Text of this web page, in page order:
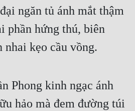
ngăn tủ ánh mắt thậm
phần hứng thú, biên
nhai kẹo cầu vồng.
Phong kinh ngạc ánh
hảo mà đem đường túi